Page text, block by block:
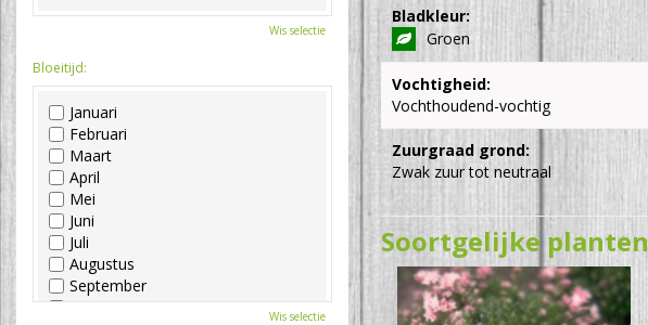
Bladkleur:
Groen
Vochtigheid:
Vochthoudend-vochtig
Zuurgraad grond:
Zwak zuur tot neutraal
Soortgelijke planten
Wis selectie
Bloeitijd:
Januari
Februari
Maart
April
Mei
Juni
Juli
Augustus
September
Oktober
Wis selectie